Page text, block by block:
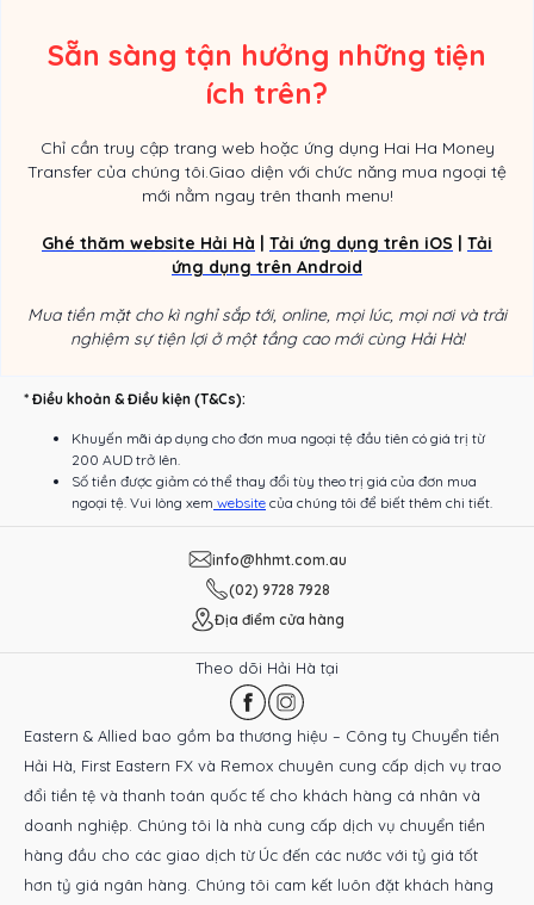
Sẵn sàng tận hưởng những tiện
ích trên?
Chỉ cần truy cập trang web hoặc ứng dụng Hai Ha Money
Transfer của chúng tôi.Giao diện với chức năng mua ngoại tệ
mới nằm ngay trên thanh menu!
Ghé thăm website Hải Hà | Tải ứng dụng trên iOS | Tải
ứng dụng trên Android
Mua tiền mặt cho kì nghỉ sắp tới, online, mọi lúc, mọi nơi và trải
nghiệm sự tiện lợi ở một tầng cao mới cùng Hải Hà!
* Điều khoản & Điều kiện (T&Cs):
Khuyến mãi áp dụng cho đơn mua ngoại tệ đầu tiên có giá trị từ
200 AUD trở lên.
Số tiền được giảm có thể thay đổi tùy theo trị giá của đơn mua
ngoại tệ. Vui lòng xem website của chúng tôi để biết thêm chi tiết.
info@hhmt.com.au
(02) 9728 7928
Địa điểm cửa hàng
Theo dõi Hải Hà tại
Eastern & Allied bao gồm ba thương hiệu – Công ty Chuyển tiền
Hải Hà, First Eastern FX và Remox chuyên cung cấp dịch vụ trao
đổi tiền tệ và thanh toán quốc tế cho khách hàng cá nhân và
doanh nghiệp. Chúng tôi là nhà cung cấp dịch vụ chuyển tiền
hàng đầu cho các giao dịch từ Úc đến các nước với tỷ giá tốt
hơn tỷ giá ngân hàng. Chúng tôi cam kết luôn đặt khách hàng